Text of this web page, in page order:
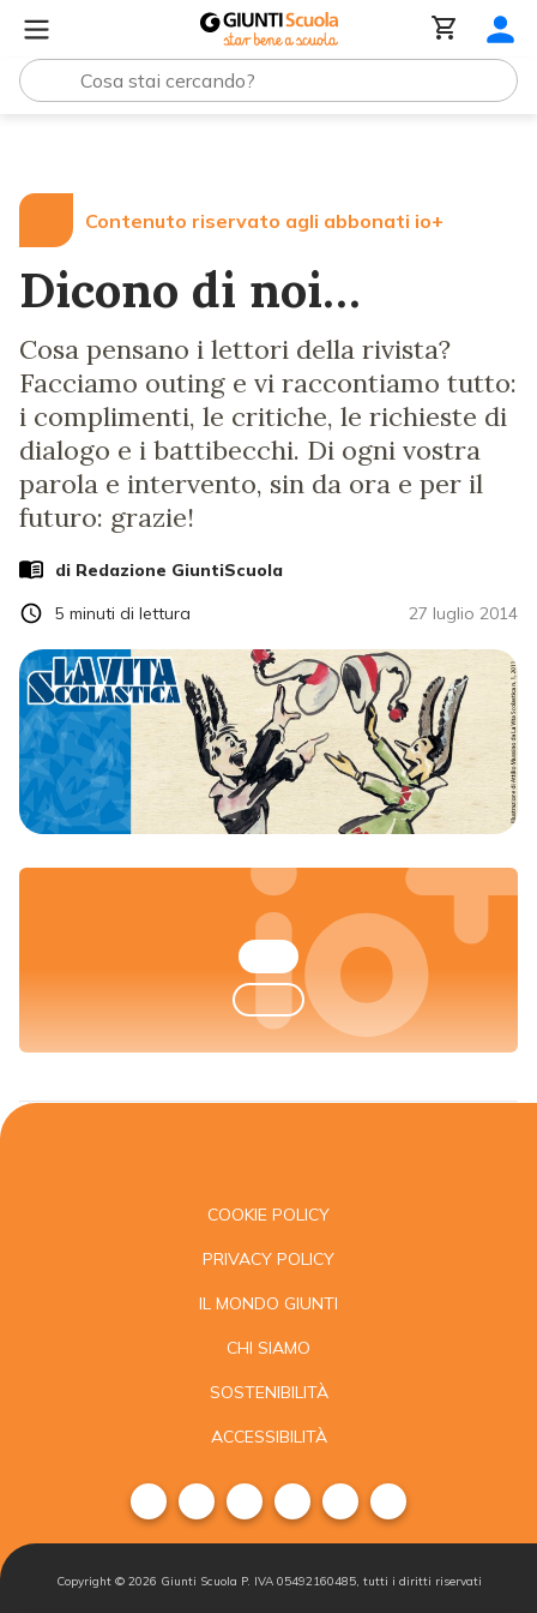
Contenuto riservato agli abbonati io+
Dicono di noi…
Cosa pensano i lettori della rivista?
Facciamo outing e vi raccontiamo tutto:
i complimenti, le critiche, le richieste di
dialogo e i battibecchi. Di ogni vostra
parola e intervento, sin da ora e per il
futuro: grazie!
di Redazione GiuntiScuola
27 luglio 2014
5 minuti di lettura
COOKIE POLICY
PRIVACY POLICY
IL MONDO GIUNTI
CHI SIAMO
SOSTENIBILITÀ
ACCESSIBILITÀ
Copyright © 2026 Giunti Scuola P. IVA 05492160485, tutti i diritti riservati